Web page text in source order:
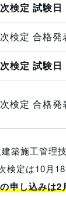
検定 試験日
検定 合格発
検定 試験日
検定 合格発
築施工管理
検定は10月
申し込みは2